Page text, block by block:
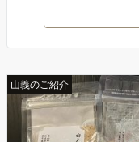
山義のご紹介